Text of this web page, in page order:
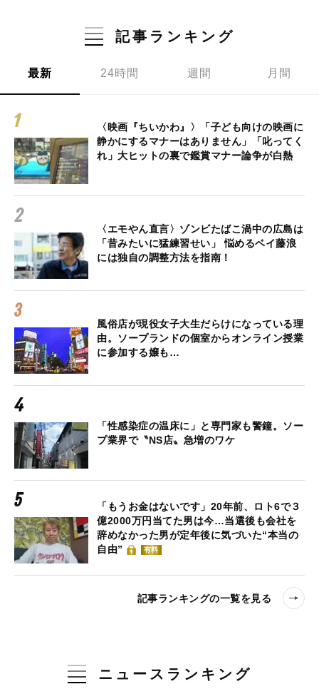
記事ランキング
最新 24時間 週間 月間
〈映画『ちいかわ』〉「子ども向けの映画に
静かにするマナーはありません」「叱ってく
れ」大ヒットの裏で鑑賞マナー論争が白熱
〈エモやん直言〉ゾンビたばこ渦中の広島は
「昔みたいに猛練習せい」 悩めるベイ藤浪
には独自の調整方法を指南！
風俗店が現役女子大生だらけになっている理
由。ソープランドの個室からオンライン授業
に参加する嬢も…
「性感染症の温床に」と専門家も警鐘。ソー
プ業界で〝NS店〟急増のワケ
「もうお金はないです」20年前、ロト6で３
億2000万円当てた男は今…当選後も会社を
辞めなかった男が定年後に気づいた“本当の
自由”
有料
記事ランキングの一覧を見る
ニュースランキング